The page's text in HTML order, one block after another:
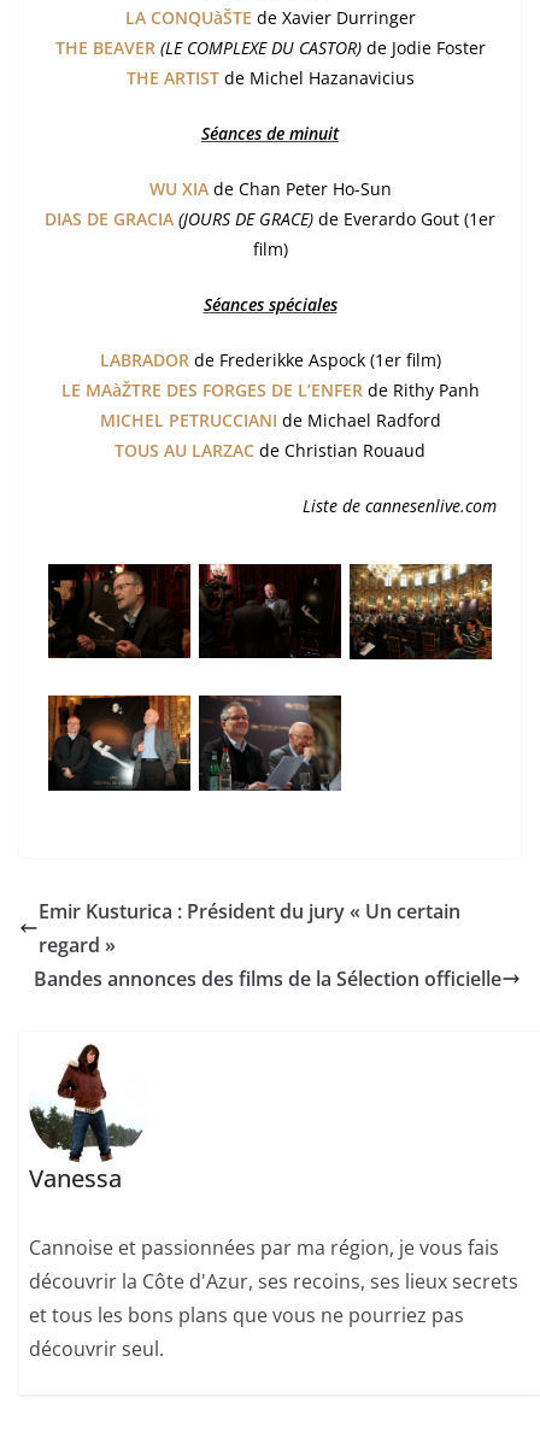
LA CONQUàŠTE de Xavier Durringer
THE BEAVER (LE COMPLEXE DU CASTOR)de Jodie Foster
THE ARTIST de Michel Hazanavicius
Séances de minuit
WU XIA de Chan Peter Ho-Sun
DIAS DE GRACIA (JOURS DE GRACE) de Everardo Gout (1er
film)
Séances spéciales
LABRADOR de Frederikke Aspock (1er film)
LE MAàŽTRE DES FORGES DE L’ENFER de Rithy Panh
MICHEL PETRUCCIANI de Michael Radford
TOUS AU LARZAC de Christian Rouaud
Liste de cannesenlive.com
Emir Kusturica : Président du jury « Un certain
regard »
Bandes annonces des films de la Sélection officielle
Vanessa
Cannoise et passionnées par ma région, je vous fais
découvrir la Côte d'Azur, ses recoins, ses lieux secrets
et tous les bons plans que vous ne pourriez pas
découvrir seul.